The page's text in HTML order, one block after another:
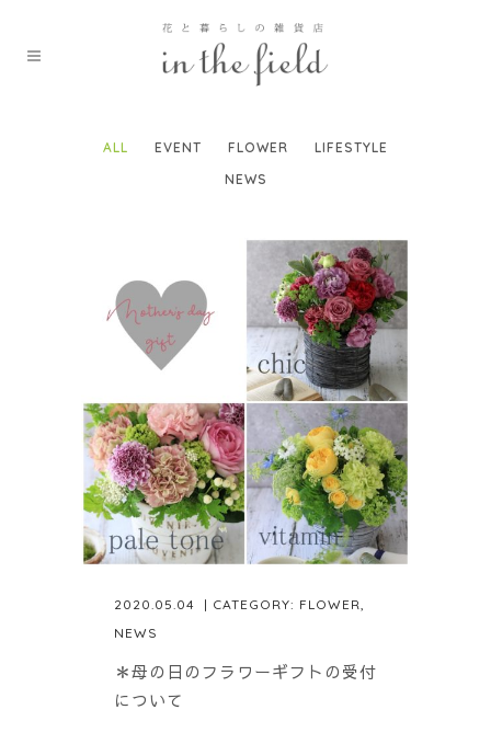
ALL EVENT FLOWER
LIFESTYLE
NEWS
2020.05.04 | CATEGORY: FLOWER,
NEWS
＊母の日のフラワーギフトの受付
について